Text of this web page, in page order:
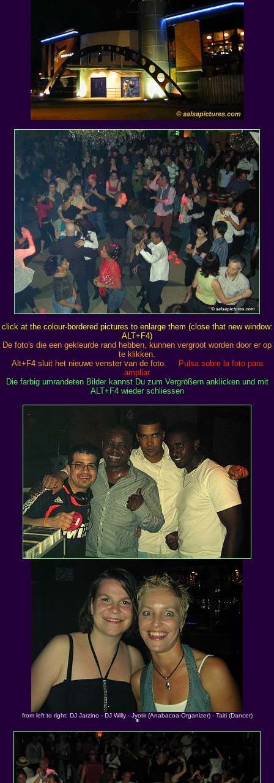
click at the colour-bordered pictures to enlarge them (close that new window:
ALT+F4)
De foto's die een gekleurde rand hebben, kunnen vergroot worden door er op
te klikken.
Alt+F4 sluit het nieuwe venster van de foto.
Pulsa sobre la foto para
ampliar
Die farbig umrandeten Bilder kannst Du zum Vergrößern anklicken und mit
ALT+F4 wieder schliessen
from left to right: DJ Jarzino - DJ Willy - Jyotir (Anabacoa-Organizer) - Taiti (Dancer)